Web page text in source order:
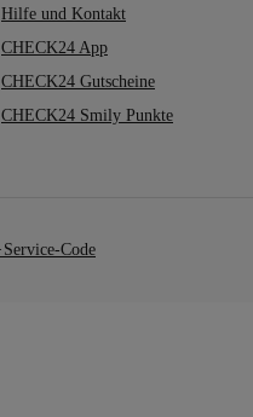
Hilfe und Kontakt
CHECK24 App
CHECK24 Gutscheine
CHECK24 Smily Punkte
Service-Code